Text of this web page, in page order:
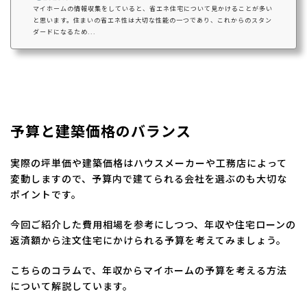
マイホームの情報収集をしていると、省エネ住宅について見かけることが多い
と思います。住まいの省エネ性は大切な性能の一つであり、これからのスタン
ダードになるため...
予算と建築価格のバランス
実際の坪単価や建築価格はハウスメーカーや工務店によって
変動しますので、予算内で建てられる会社を選ぶのも大切な
ポイントです。
今回ご紹介した費用相場を参考にしつつ、年収や住宅ローンの
返済額から注文住宅にかけられる予算を考えてみましょう。
こちらのコラムで、年収からマイホームの予算を考える方法
について解説しています。